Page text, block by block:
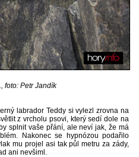
foto: Petr Jandík
labrador Teddy si vylezl zrovna na
z vrcholu psovi, který sedí dole na
splnit vaše přání, ale neví jak, že má
Nakonec se hypnózou podařilo
mu projel asi tak půl metru za zády,
ani nevšiml.